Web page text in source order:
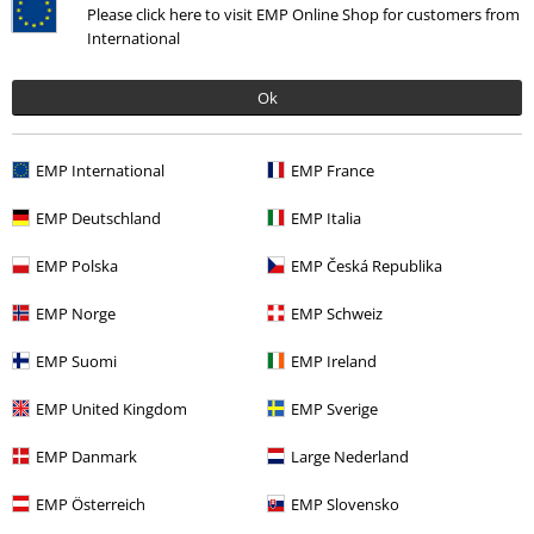
Please click here to visit EMP Online Shop for customers from
International
Ok
EMP International EMP France
EMP Deutschland EMP Italia
EMP Polska EMP Česká Republika
EMP Norge EMP Schweiz
EMP Suomi EMP Ireland
EMP United Kingdom EMP Sverige
EMP Danmark Large Nederland
EMP Österreich EMP Slovensko
Kommentieren
Kommentar jetzt abschicken!
Geschrieben am: Samstag, 18.01.2014
nach back in black
letzte cd zur erinnerung an bon scott. der stil an der back in black
War diese Bewertung hilfreich für dich?